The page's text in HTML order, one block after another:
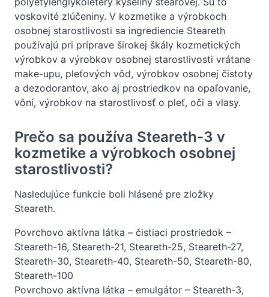
voskovité zlúčeniny. V kozmetike a výrobkoch
osobnej starostlivosti sa ingrediencie Steareth
používajú pri príprave širokej škály kozmetických
výrobkov a výrobkov osobnej starostlivosti vrátane
make-upu, pleťových vôd, výrobkov osobnej čistoty
a dezodorantov, ako aj prostriedkov na opaľovanie,
vôní, výrobkov na starostlivosť o pleť, oči a vlasy.
Prečo sa používa Steareth-3 v
kozmetike a výrobkoch osobnej
starostlivosti?
Nasledujúce funkcie boli hlásené pre zložky
Steareth.
Povrchovo aktívna látka – čistiaci prostriedok –
Steareth-16, Steareth-21, Steareth-25, Steareth-27,
Steareth-30, Steareth-40, Steareth-50, Steareth-80,
Steareth-100
Povrchovo aktívna látka – emulgátor – Steareth-3,